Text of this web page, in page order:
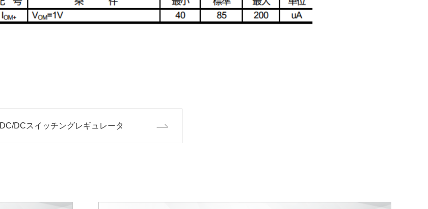
DC/DCスイッチングレギュレータ